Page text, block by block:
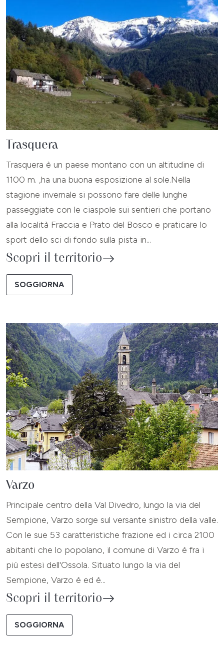
Trasquera
Trasquera è un paese montano con un altitudine di
1100 m. ,ha una buona esposizione al sole.Nella
stagione invernale si possono fare delle lunghe
passeggiate con le ciaspole sui sentieri che portano
alla località Fraccia e Prato del Bosco e praticare lo
sport dello sci di fondo sulla pista in...
Scopri il territorio
SOGGIORNA
Varzo
Principale centro della Val Divedro, lungo la via del
Sempione, Varzo sorge sul versante sinistro della valle.
Con le sue 53 caratteristiche frazione ed i circa 2100
abitanti che lo popolano, il comune di Varzo è fra i
più estesi dell'Ossola. Situato lungo la via del
Sempione, Varzo è ed è...
Scopri il territorio
SOGGIORNA